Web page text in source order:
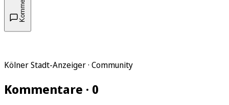
Kölner Stadt-Anzeiger · Community
Kommentare · 0